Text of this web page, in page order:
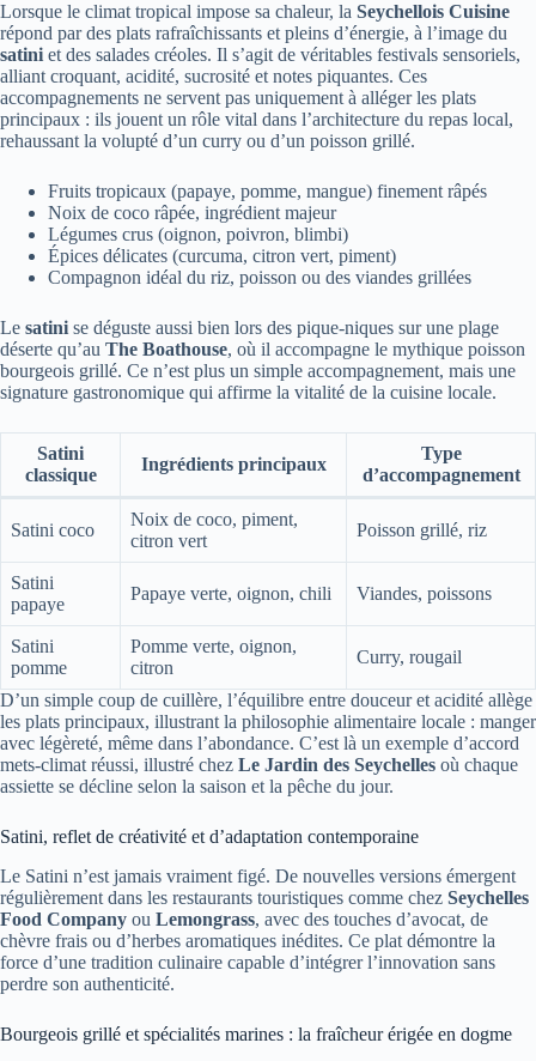
Lorsque le climat tropical impose sa chaleur, la Seychellois Cuisine
répond par des plats rafraîchissants et pleins d’énergie, à l’image du
satini et des salades créoles. Il s’agit de véritables festivals sensoriels,
alliant croquant, acidité, sucrosité et notes piquantes. Ces
accompagnements ne servent pas uniquement à alléger les plats
principaux : ils jouent un rôle vital dans l’architecture du repas local,
rehaussant la volupté d’un curry ou d’un poisson grillé.
Fruits tropicaux (papaye, pomme, mangue) finement râpés
Noix de coco râpée, ingrédient majeur
Légumes crus (oignon, poivron, blimbi)
Épices délicates (curcuma, citron vert, piment)
Compagnon idéal du riz, poisson ou des viandes grillées
Le satini se déguste aussi bien lors des pique-niques sur une plage
déserte qu’au The Boathouse, où il accompagne le mythique poisson
bourgeois grillé. Ce n’est plus un simple accompagnement, mais une
signature gastronomique qui affirme la vitalité de la cuisine locale.
Satini
classique
Ingrédients principaux
Type
d’accompagnement
Satini coco
Noix de coco, piment,
citron vert
Poisson grillé, riz
Satini
papaye
Papaye verte, oignon, chili Viandes, poissons
Satini
pomme
Pomme verte, oignon,
citron
Curry, rougail
D’un simple coup de cuillère, l’équilibre entre douceur et acidité allège
les plats principaux, illustrant la philosophie alimentaire locale : manger
avec légèreté, même dans l’abondance. C’est là un exemple d’accord
mets-climat réussi, illustré chez Le Jardin des Seychelles où chaque
assiette se décline selon la saison et la pêche du jour.
Satini, reflet de créativité et d’adaptation contemporaine
Le Satini n’est jamais vraiment figé. De nouvelles versions émergent
régulièrement dans les restaurants touristiques comme chez Seychelles
Food Company ou Lemongrass, avec des touches d’avocat, de
chèvre frais ou d’herbes aromatiques inédites. Ce plat démontre la
force d’une tradition culinaire capable d’intégrer l’innovation sans
perdre son authenticité.
Bourgeois grillé et spécialités marines : la fraîcheur érigée en dogme